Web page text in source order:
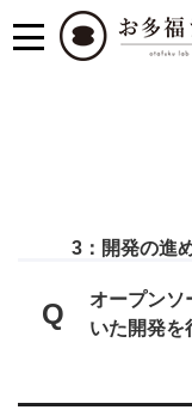
3：開発の進
Q
オープンソ
いた開発を